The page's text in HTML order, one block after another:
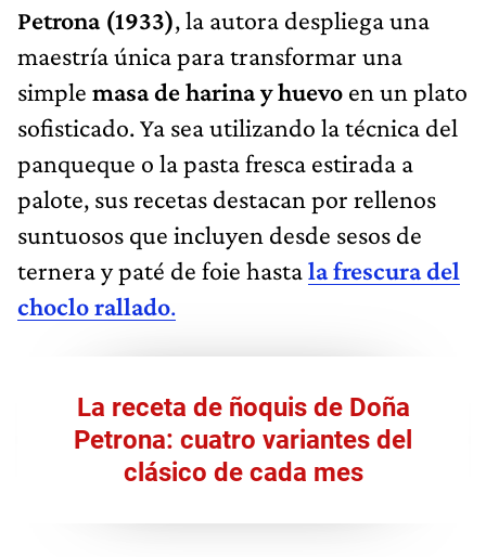
Petrona (1933), la autora despliega una
maestría única para transformar una
simple masa de harina y huevo en un plato
sofisticado. Ya sea utilizando la técnica del
panqueque o la pasta fresca estirada a
palote, sus recetas destacan por rellenos
suntuosos que incluyen desde sesos de
ternera y paté de foie hastala frescura del
choclo rallado.
La receta de ñoquis de Doña
Petrona: cuatro variantes del
clásico de cada mes